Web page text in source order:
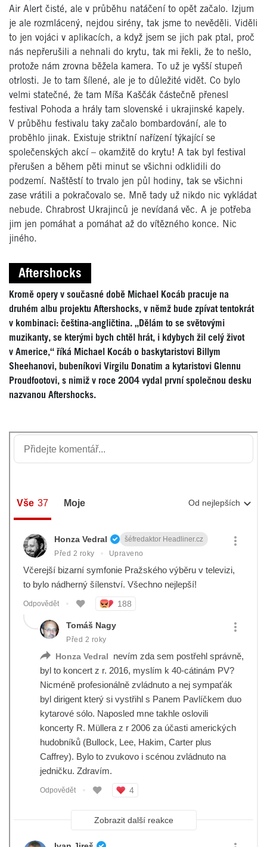
Air Alert čisté, ale v průběhu natáčení to opět začalo. Izjum
je ale rozmlácený, nejdou sirény, tak jsme to nevěděli. Viděli
to jen vojáci v aplikacích, a když jsem se jich pak ptal, proč
nás nepřerušili a nehnali do krytu, tak mi řekli, že to nešlo,
protože nám zrovna běžela kamera. To už je vyšší stupeň
otrlosti. Je to tam šílené, ale je to důležité vidět. Co bylo
velmi statečné, že tam Míša Kaščák částečně přenesl
festival Pohoda a hrály tam slovenské i ukrajinské kapely.
V průběhu festivalu taky začalo bombardování, ale to
proběhlo jinak. Existuje striktní nařízení týkající se
společenských akcí – okamžitě do krytu! A tak byl festival
přerušen a během pěti minut se všichni odklidili do
podzemí. Naštěstí to trvalo jen půl hodiny, tak se všichni
zase vrátili a pokračovalo se. Mně tady už nikdo nic vykládat
nebude. Chrabrost Ukrajinců je nevídaná věc. A je potřeba
jim jen pomáhat a pomáhat až do vítězného konce. Nic
jiného.
Aftershocks
Kromě opery v současné době Michael Kocáb pracuje na
druhém albu projektu Aftershocks, v němž bude zpívat tentokrát
v kombinaci: čeština-angličtina. „Dělám to se světovými
muzikanty, se kterými bych chtěl hrát, i kdybych žil celý život
v Americe,“ říká Michael Kocáb o baskytaristovi Billym
Sheehanovi, bubeníkovi Virgilu Donatim a kytaristovi Glennu
Proudfootovi, s nimiž v roce 2004 vydal první společnou desku
nazvanou Aftershocks.